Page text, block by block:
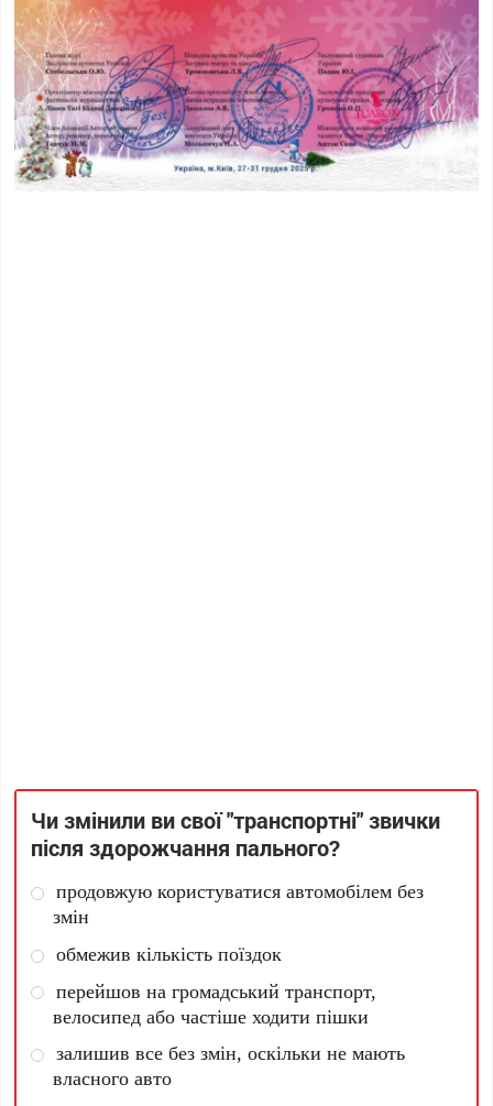
Чи змінили ви свої "транспортні" звички
після здорожчання пального?
продовжую користуватися автомобілем без
змін
обмежив кількість поїздок
перейшов на громадський транспорт,
велосипед або частіше ходити пішки
залишив все без змін, оскільки не мають
власного авто